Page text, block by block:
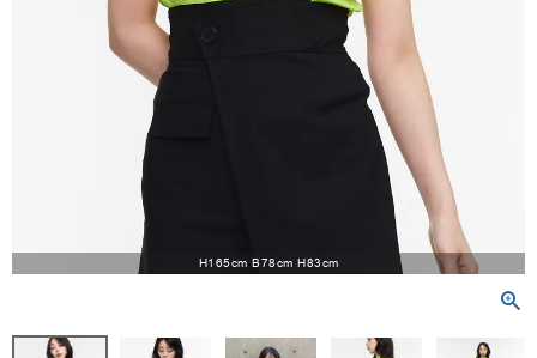
はじめてご利用の方へ
H165cm B78cm H83cm